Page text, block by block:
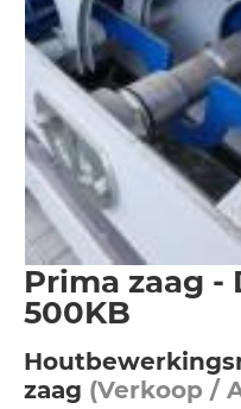
Prima zaag -
500KB
zaag (Verkoop /